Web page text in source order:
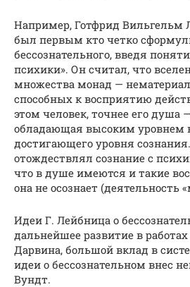
Например, Готфрид Вильгельм
был первым кто четко
бессознательного, введя
психики». Он считал, что
множества монад —
способных к восприятию
этом человек, точнее его душа
обладающая высоким уровнем
достигающего уровня
отождествлял сознание с
что в душе имеются и такие
она не осознает (деятельность
Идеи Г. Лейбница о
дальнейшее развитие в
Дарвина, большой вклад в
идеи о бессознательном внес
Вундт.